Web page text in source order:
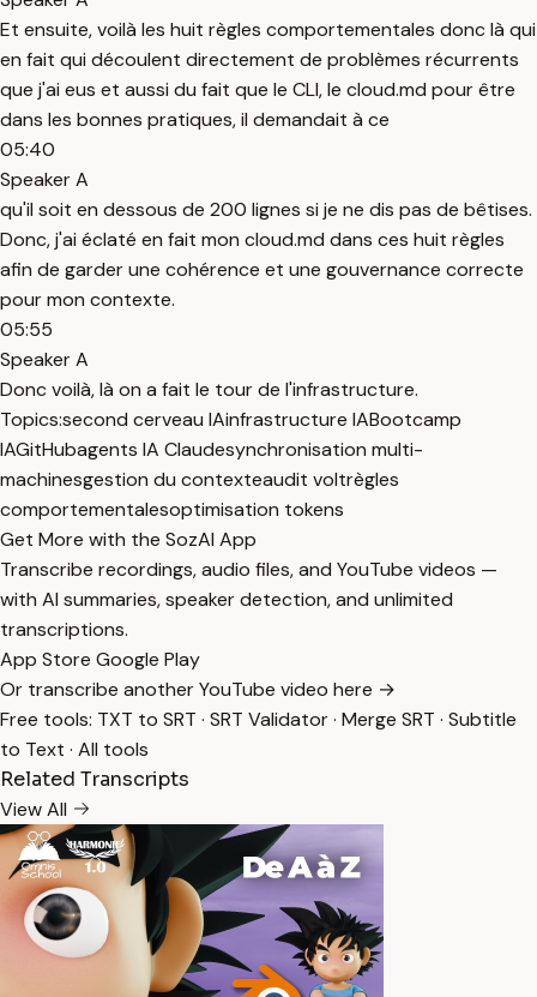
Et ensuite, voilà les huit règles comportementales donc là qui
en fait qui découlent directement de problèmes récurrents
que j'ai eus et aussi du fait que le CLI, le cloud.md pour être
dans les bonnes pratiques, il demandait à ce
05:40
Speaker A
qu'il soit en dessous de 200 lignes si je ne dis pas de bêtises.
Donc, j'ai éclaté en fait mon cloud.md dans ces huit règles
afin de garder une cohérence et une gouvernance correcte
pour mon contexte.
05:55
Speaker A
Donc voilà, là on a fait le tour de l'infrastructure.
Topics:second cerveau IAinfrastructure IABootcamp
IAGitHubagents IA Claudesynchronisation multi-
machinesgestion du contexteaudit voltrègles
comportementalesoptimisation tokens
Get More with the SozAI App
Transcribe recordings, audio files, and YouTube videos —
with AI summaries, speaker detection, and unlimited
transcriptions.
App Store Google Play
Or transcribe another YouTube video here →
Free tools: TXT to SRT · SRT Validator· Merge SRT · Subtitle
to Text · All tools
Related Transcripts
View All